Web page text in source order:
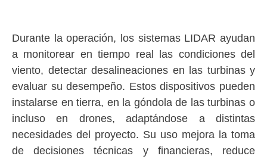
Durante la operación, los sistemas LIDAR ayudan
a monitorear en tiempo real las condiciones del
viento, detectar desalineaciones en las turbinas y
evaluar su desempeño. Estos dispositivos pueden
instalarse en tierra, en la góndola de las turbinas o
incluso en drones, adaptándose a distintas
necesidades del proyecto. Su uso mejora la toma
de decisiones técnicas y financieras, reduce